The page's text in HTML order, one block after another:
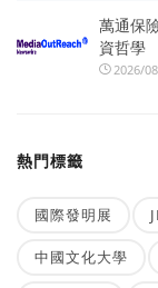
萬通保
資哲學
2026/
熱門標籤
國際發明展
中國文化大學